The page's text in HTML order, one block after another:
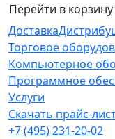
Перейти в корзину
Доставка
Торговое
Компьютерное
Программное
Услуги
Скачать прайс-
+7 (495) 231-20-02